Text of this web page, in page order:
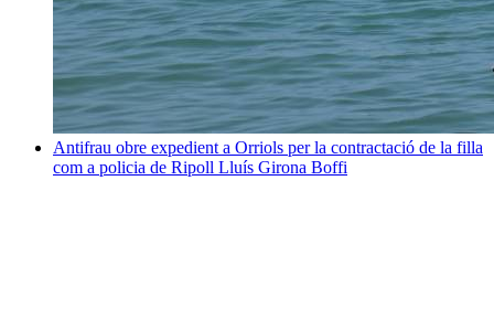
Antifrau obre expedient a Orriols per la contractació de la filla
com a policia de Ripoll Lluís Girona Boffi